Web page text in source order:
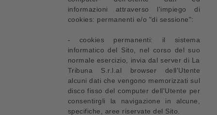
informazioni attraverso l'impiego di
cookies: permanenti e/o "di sessione":
- cookies permanenti: il sistema
informatico del Sito, nel corso del suo
normale esercizio, invia dal server di La
Tribuna S.r.l.al browser dell'Utente
alcuni dati che vengono memorizzati sul
disco fisso del computer dell'Utente per
consentirgli la navigazione in alcune,
specifiche, aree riservate del Sito.